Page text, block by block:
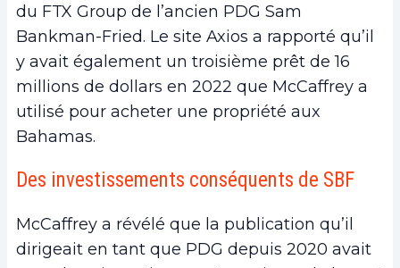
du FTX Group de l’ancien PDG Sam
Bankman-Fried. Le site Axios a rapporté qu’il
y avait également un troisième prêt de 16
millions de dollars en 2022 que McCaffrey a
utilisé pour acheter une propriété aux
Bahamas.
Des investissements conséquents de SBF
McCaffrey a révélé que la publication qu’il
dirigeait en tant que PDG depuis 2020 avait